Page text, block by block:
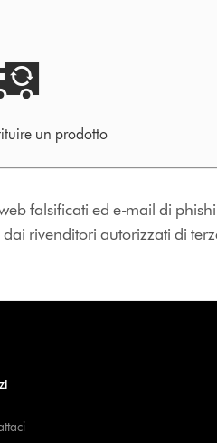
un prodotto
falsificati ed e-mail di
rivenditori autorizzati di